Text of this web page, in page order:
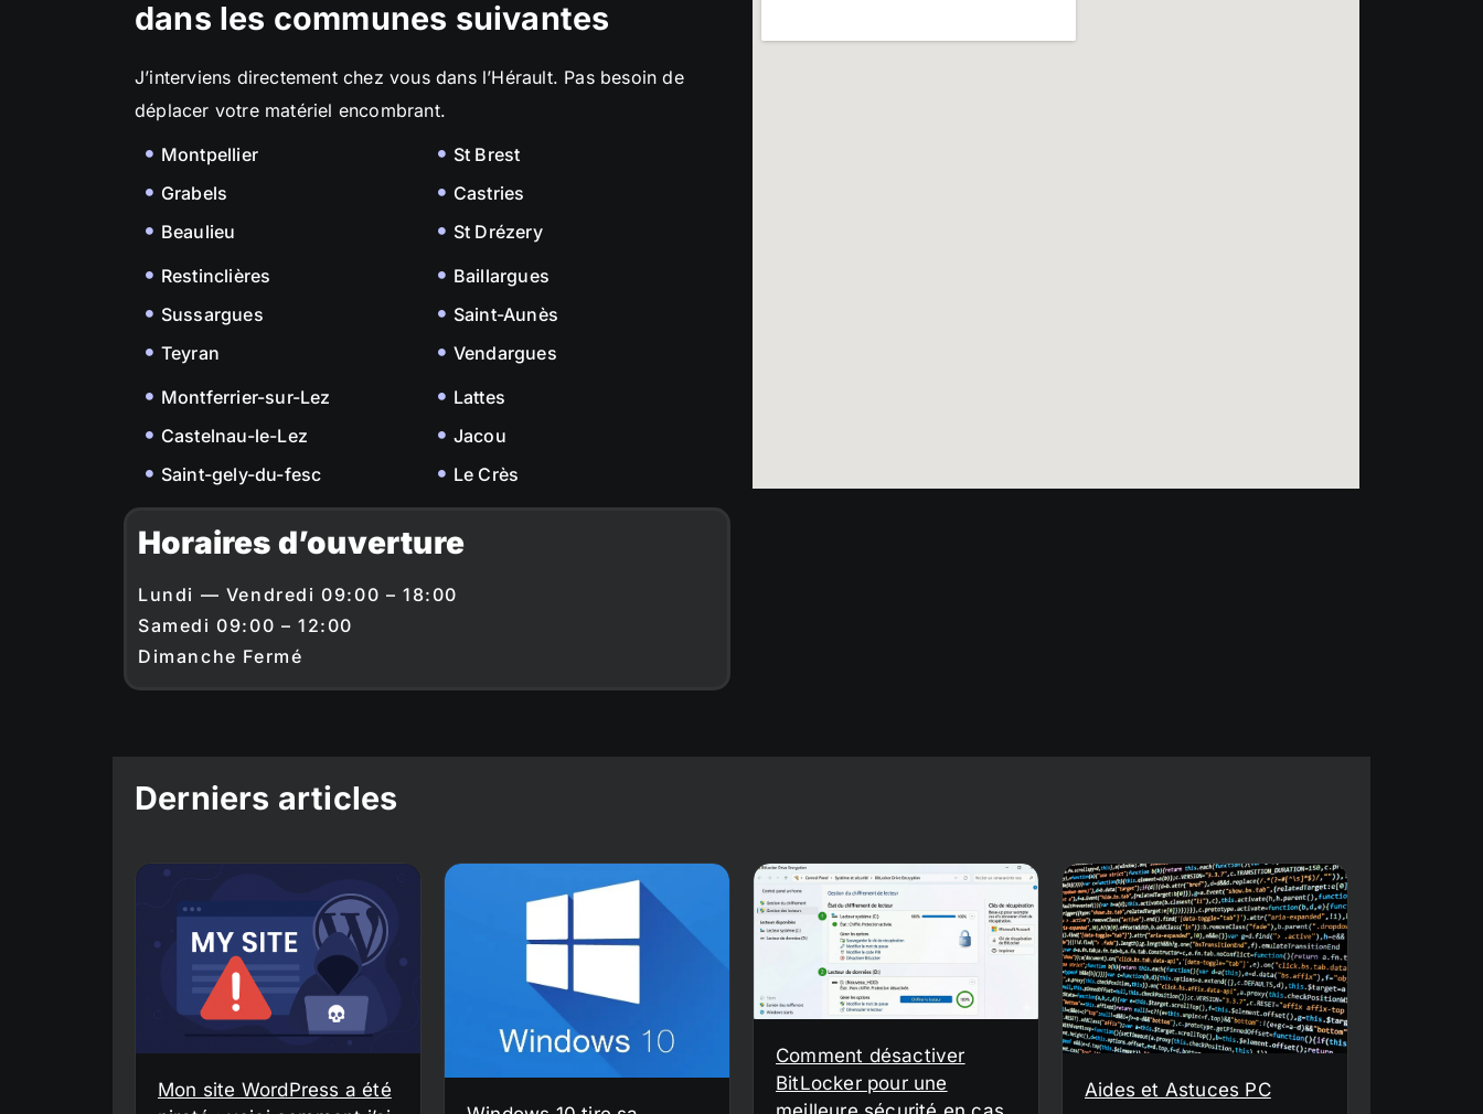
dans les communes suivantes
J’interviens directement chez vous dans l’Hérault. Pas besoin de
déplacer votre matériel encombrant.
Montpellier
Grabels
Beaulieu
St Brest
Castries
St Drézery
Restinclières
Sussargues
Teyran
Baillargues
Saint-Aunès
Vendargues
Montferrier-sur-Lez
Castelnau-le-Lez
Saint-gely-du-fesc
Lattes
Jacou
Le Crès
Horaires d’ouverture
Lundi — Vendredi 09:00 – 18:00
Samedi 09:00 – 12:00
Dimanche Fermé
Derniers articles
Mon site WordPress a été
Comment désactiver
BitLocker pour une
Aides et Astuces PC